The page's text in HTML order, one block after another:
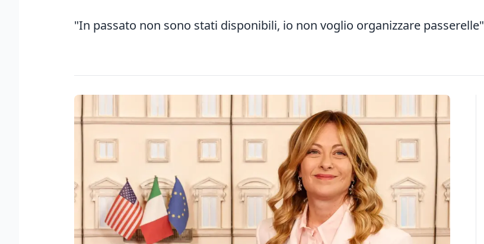
"In passato non sono stati disponibili, io non voglio organizzare passerelle"